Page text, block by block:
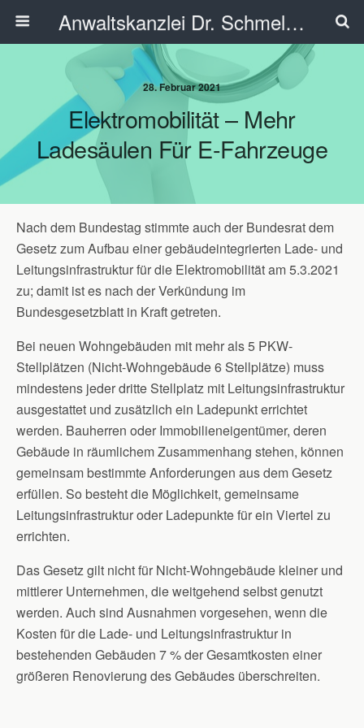
Anwaltskanzlei Dr. Schmelzer - Ahlen
28. Februar 2021
Elektromobilität – Mehr
Ladesäulen Für E-Fahrzeuge
Nach dem Bundestag stimmte auch der Bundesrat dem
Gesetz zum Aufbau einer gebäudeintegrierten Lade- und
Leitungsinfrastruktur für die Elektromobilität am 5.3.2021
zu; damit ist es nach der Verkündung im
Bundesgesetzblatt in Kraft getreten.
Bei neuen Wohngebäuden mit mehr als 5 PKW-
Stellplätzen (Nicht-Wohngebäude 6 Stellplätze) muss
mindestens jeder dritte Stellplatz mit Leitungsinfrastruktur
ausgestattet und zusätzlich ein Ladepunkt errichtet
werden. Bauherren oder Immobilieneigentümer, deren
Gebäude in räumlichem Zusammenhang stehen, können
gemeinsam bestimmte Anforderungen aus dem Gesetz
erfüllen. So besteht die Möglichkeit, gemeinsame
Leitungsinfrastruktur oder Ladepunkte für ein Viertel zu
errichten.
Das Gesetz gilt nicht für Nicht-Wohngebäude kleiner und
mittlerer Unternehmen, die weitgehend selbst genutzt
werden. Auch sind Ausnahmen vorgesehen, wenn die
Kosten für die Lade- und Leitungsinfrastruktur in
bestehenden Gebäuden 7 % der Gesamtkosten einer
größeren Renovierung des Gebäudes überschreiten.